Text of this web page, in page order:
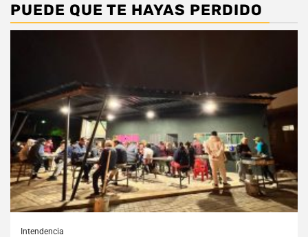
PUEDE QUE TE HAYAS PERDIDO
Intendencia